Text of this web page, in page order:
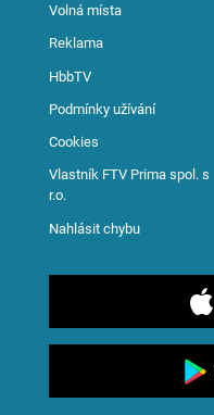
Volná místa
Reklama
HbbTV
Podmínky užívání
Cookies
Vlastník FTV Prima spol. s
r.o.
Nahlásit chybu